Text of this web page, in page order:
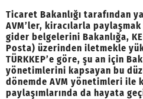
Ticaret Bakanlığı tarafından
AVM’ler, kiracılarla
gider belgelerini Bakanlığa,
Posta) üzerinden iletmekle
TÜRKKEP’e göre, şu an için
yönetimlerini kapsayan bu
dönemde AVM yönetimleri ile
paylaşımlarında da hayata